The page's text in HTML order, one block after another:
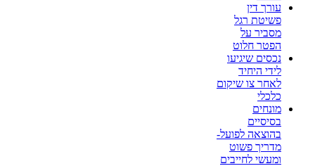
עורך דין
פשיטת רגל
מסביר על
הפטר חלוט
נכסים שיגיעו
לידי היחיד
לאחר צו שיקום
כלכלי
מונחים
בסיסיים
בהוצאה לפועל-
מדריך פשוט
ומעשי לחייבים